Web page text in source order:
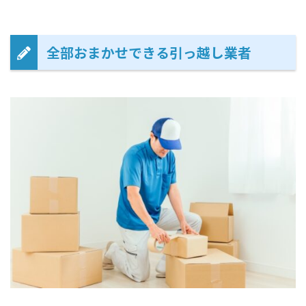
全部おまかせできる引っ越し業者